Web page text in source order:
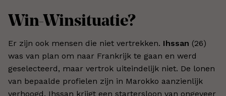
Win-Winsituatie?
Er zijn ook mensen die niet vertrekken. Ihssan (26)
was van plan om naar Frankrijk te gaan en werd
geselecteerd, maar vertrok uiteindelijk niet. De lonen
van bepaalde profielen zijn in Marokko aanzienlijk
verhoogd. Ihssan krijgt een startersloon van ongeveer